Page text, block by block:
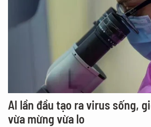
AI lần đầu tạo ra virus sống,
vừa mừng vừa lo